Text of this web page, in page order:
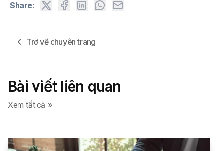
Share:
Trở về chuyên trang
Bài viết liên quan
Xem tất cả »